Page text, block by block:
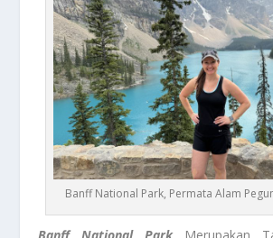
Banff National Park, Permata Alam
Banff National ParkMerupakan